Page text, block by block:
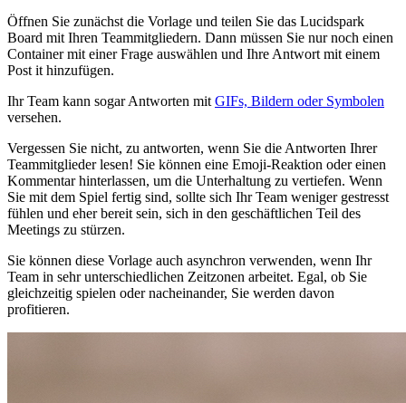
Öffnen Sie zunächst die Vorlage und teilen Sie das Lucidspark
Board mit Ihren Teammitgliedern. Dann müssen Sie nur noch einen
Container mit einer Frage auswählen und Ihre Antwort mit einem
Post it hinzufügen.
Ihr Team kann sogar Antworten mit GIFs, Bildern oder Symbolen
versehen.
Vergessen Sie nicht, zu antworten, wenn Sie die Antworten Ihrer
Teammitglieder lesen! Sie können eine Emoji-Reaktion oder einen
Kommentar hinterlassen, um die Unterhaltung zu vertiefen. Wenn
Sie mit dem Spiel fertig sind, sollte sich Ihr Team weniger gestresst
fühlen und eher bereit sein, sich in den geschäftlichen Teil des
Meetings zu stürzen.
Sie können diese Vorlage auch asynchron verwenden, wenn Ihr
Team in sehr unterschiedlichen Zeitzonen arbeitet. Egal, ob Sie
gleichzeitig spielen oder nacheinander, Sie werden davon
profitieren.